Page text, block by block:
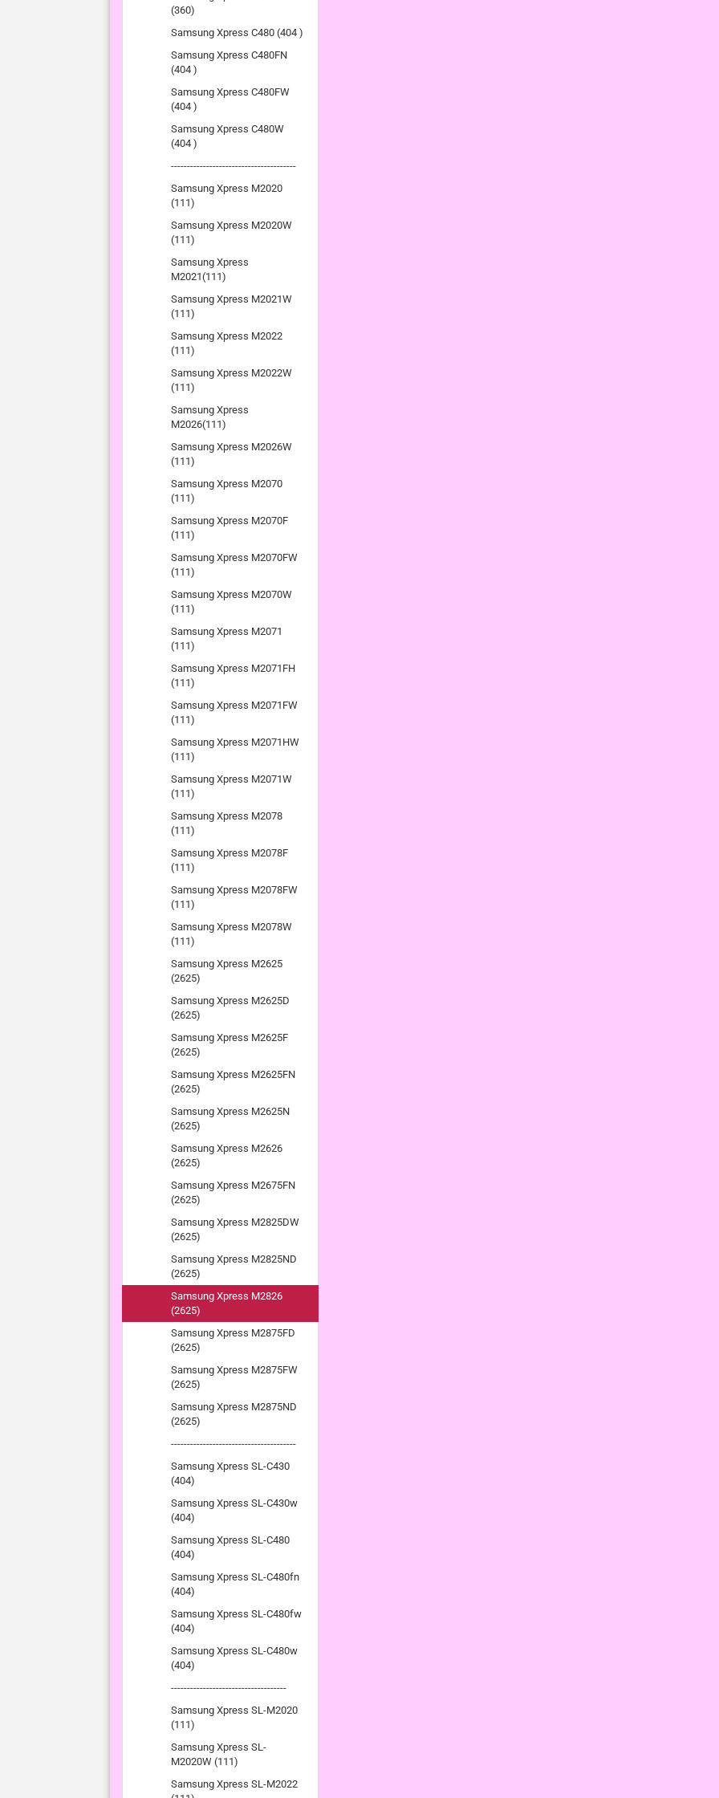
(360)
Samsung Xpress C480 (404 )
Samsung Xpress C480FN
(404 )
Samsung Xpress C480FW
(404 )
Samsung Xpress C480W
(404 )
---------------------------------------
Samsung Xpress M2020
(111)
Samsung Xpress M2020W
(111)
Samsung Xpress
M2021(111)
Samsung Xpress M2021W
(111)
Samsung Xpress M2022
(111)
Samsung Xpress M2022W
(111)
Samsung Xpress
M2026(111)
Samsung Xpress M2026W
(111)
Samsung Xpress M2070
(111)
Samsung Xpress M2070F
(111)
Samsung Xpress M2070FW
(111)
Samsung Xpress M2070W
(111)
Samsung Xpress M2071
(111)
Samsung Xpress M2071FH
(111)
Samsung Xpress M2071FW
(111)
Samsung Xpress M2071HW
(111)
Samsung Xpress M2071W
(111)
Samsung Xpress M2078
(111)
Samsung Xpress M2078F
(111)
Samsung Xpress M2078FW
(111)
Samsung Xpress M2078W
(111)
Samsung Xpress M2625
(2625)
Samsung Xpress M2625D
(2625)
Samsung Xpress M2625F
(2625)
Samsung Xpress M2625FN
(2625)
Samsung Xpress M2625N
(2625)
Samsung Xpress M2626
(2625)
Samsung Xpress M2675FN
(2625)
Samsung Xpress M2825DW
(2625)
Samsung Xpress M2825ND
(2625)
Samsung Xpress M2826
(2625)
Samsung Xpress M2875FD
(2625)
Samsung Xpress M2875FW
(2625)
Samsung Xpress M2875ND
(2625)
---------------------------------------
Samsung Xpress SL-C430
(404)
Samsung Xpress SL-C430w
(404)
Samsung Xpress SL-C480
(404)
Samsung Xpress SL-C480fn
(404)
Samsung Xpress SL-C480fw
(404)
Samsung Xpress SL-C480w
(404)
------------------------------------
Samsung Xpress SL-M2020
(111)
Samsung Xpress SL-
M2020W (111)
Samsung Xpress SL-M2022